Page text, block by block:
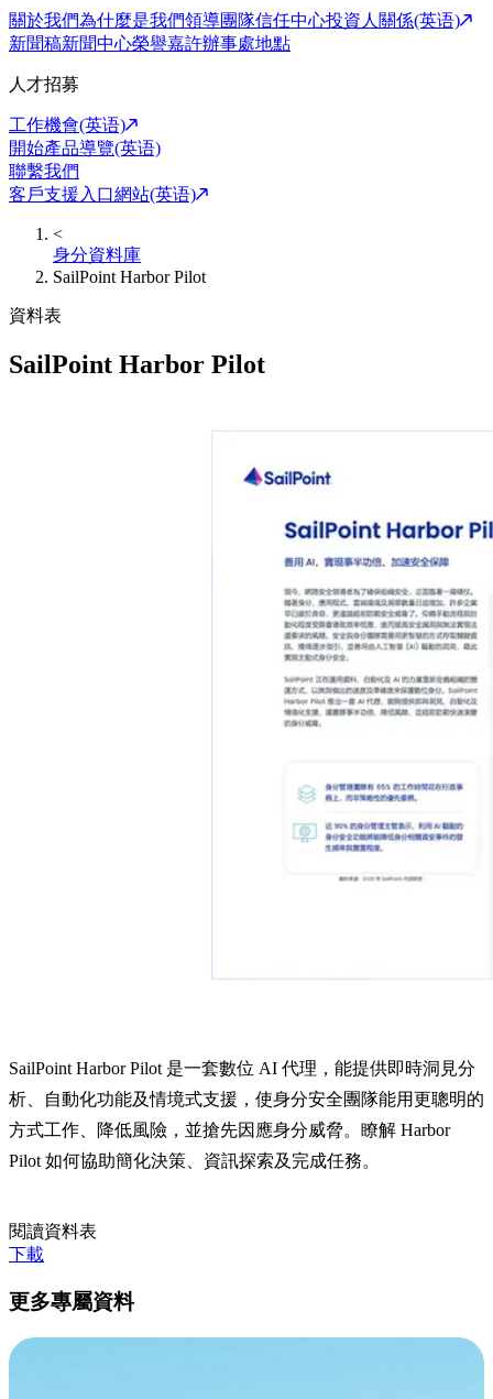
關於我們為什麼是我們領導團隊信任中心投資人關係(英语)
新聞稿新聞中心榮譽嘉許辦事處地點
人才招募
工作機會(英语)
開始產品導覽(英语)
聯繫我們
客戶支援入口網站(英语)
<
身分資料庫
SailPoint Harbor Pilot
資料表
SailPoint Harbor Pilot
SailPoint Harbor Pilot 是一套數位 AI 代理，能提供即時洞見分
析、自動化功能及情境式支援，使身分安全團隊能用更聰明的
方式工作、降低風險，並搶先因應身分威脅。瞭解 Harbor
Pilot 如何協助簡化決策、資訊探索及完成任務。
閱讀資料表
下載
更多專屬資料